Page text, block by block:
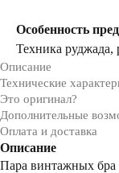
Особенность
Техника руджада,
Описание
Технические
Это оригинал?
Дополнительные
Оплата и доставка
Описание
Пара винтажных